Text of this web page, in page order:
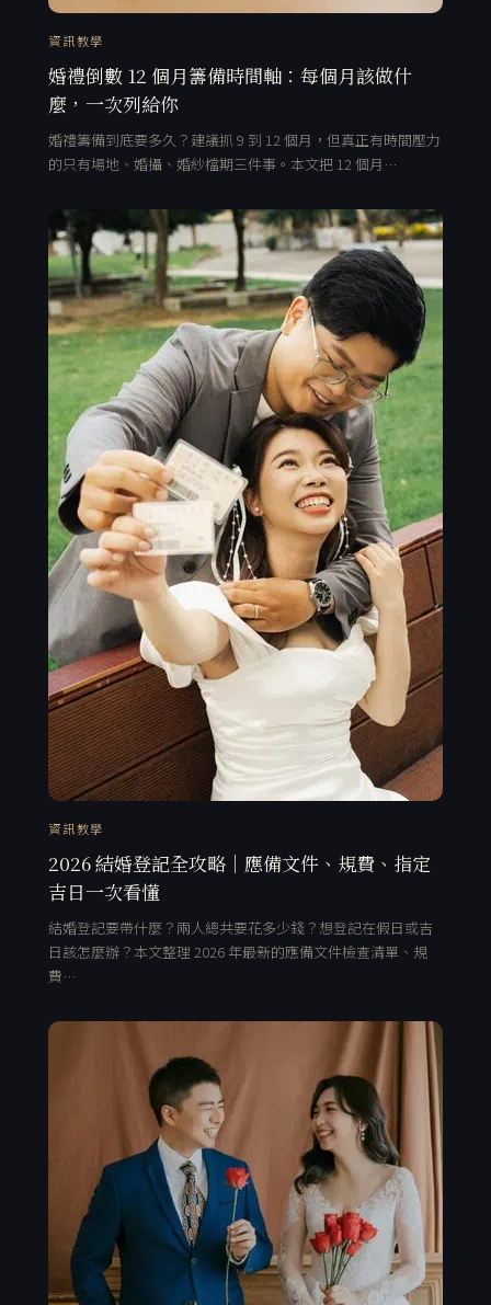
資訊教學
婚禮倒數 12 個月籌備時間軸：每個月該做什
麼，一次列給你
婚禮籌備到底要多久？建議抓 9 到 12 個月，但真正有時間壓力
的只有場地、婚攝、婚紗檔期三件事。本文把 12 個月…
資訊教學
2026 結婚登記全攻略｜應備文件、規費、指定
吉日一次看懂
結婚登記要帶什麼？兩人總共要花多少錢？想登記在假日或吉
日該怎麼辦？本文整理 2026 年最新的應備文件檢查清單、規
費…